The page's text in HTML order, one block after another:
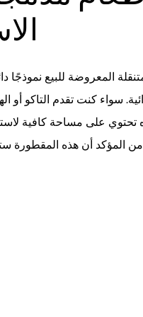
المعروضة للبيع نموذجًا
سواء كنت تقدم التاكو أو
تحتوي على مساحة كافية
المؤكد أن هذه المقطورة